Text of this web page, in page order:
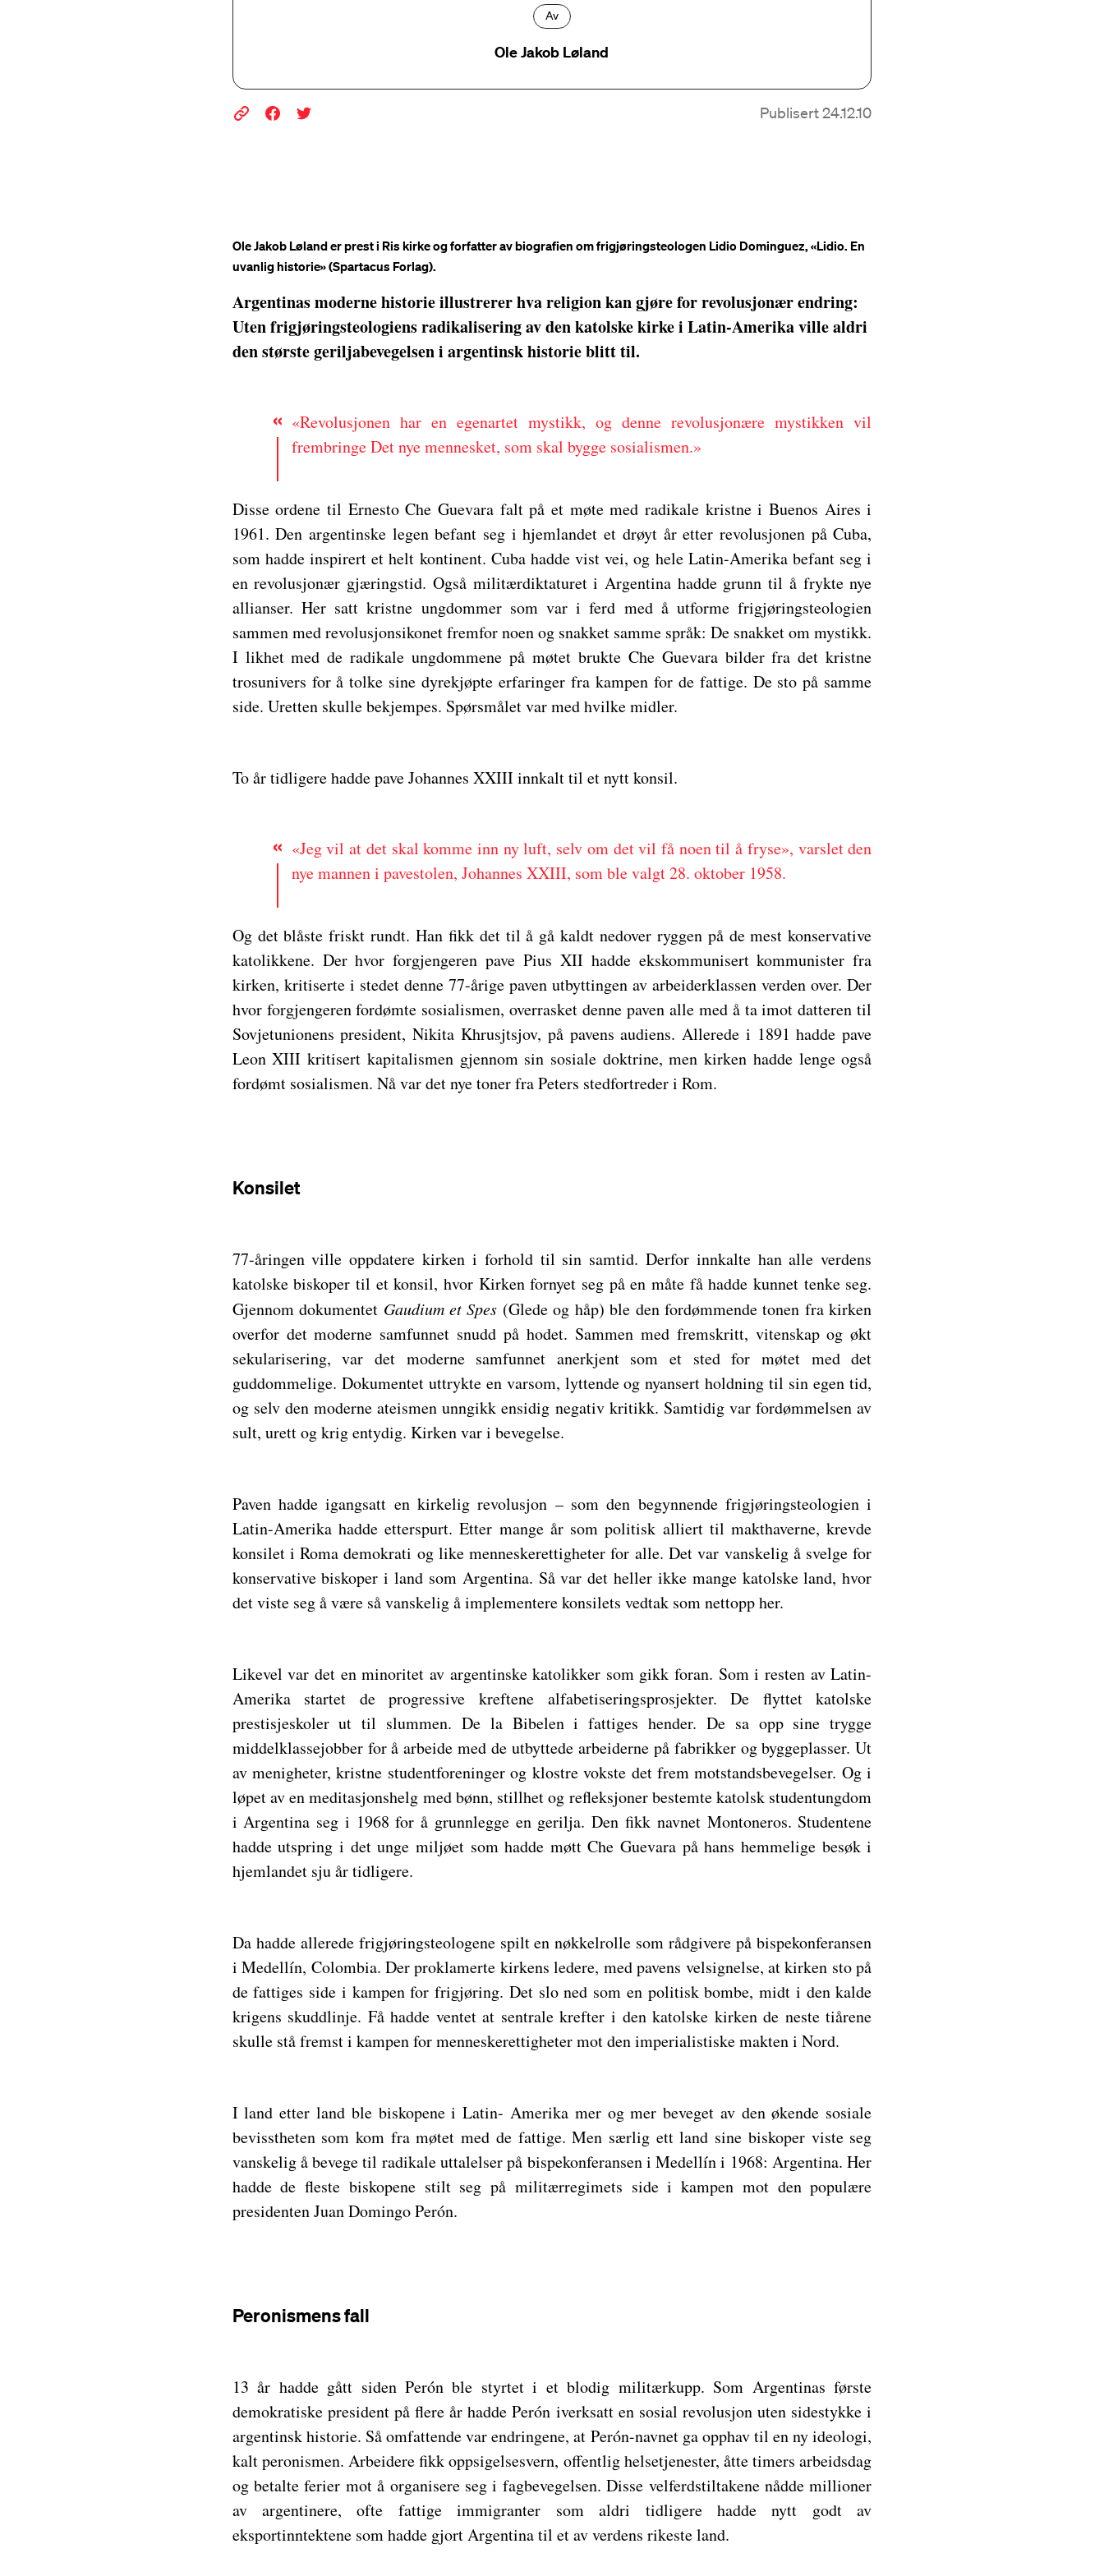
Av
Ole Jakob Løland
Publisert 24.12.10
Ole Jakob Løland er prest i Ris kirke og forfatter av biografien om frigjøringsteologen Lidio Dominguez, «Lidio. En
uvanlig historie» (Spartacus Forlag).
Argentinas moderne historie illustrerer hva religion kan gjøre for revolusjonær endring:
Uten frigjøringsteologiens radikalisering av den katolske kirke i Latin-Amerika ville aldri
den største geriljabevegelsen i argentinsk historie blitt til.
«Revolusjonen har en egenartet mystikk, og denne revolusjonære mystikken vil
frembringe Det nye mennesket, som skal bygge sosialismen.»
Disse ordene til Ernesto Che Guevara falt på et møte med radikale kristne i Buenos Aires i
1961. Den argentinske legen befant seg i hjemlandet et drøyt år etter revolusjonen på Cuba,
som hadde inspirert et helt kontinent. Cuba hadde vist vei, og hele Latin-Amerika befant seg i
en revolusjonær gjæringstid. Også militærdiktaturet i Argentina hadde grunn til å frykte nye
allianser. Her satt kristne ungdommer som var i ferd med å utforme frigjøringsteologien
sammen med revolusjonsikonet fremfor noen og snakket samme språk: De snakket om mystikk.
I likhet med de radikale ungdommene på møtet brukte Che Guevara bilder fra det kristne
trosunivers for å tolke sine dyrekjøpte erfaringer fra kampen for de fattige. De sto på samme
side. Uretten skulle bekjempes. Spørsmålet var med hvilke midler.
To år tidligere hadde pave Johannes XXIII innkalt til et nytt konsil.
«Jeg vil at det skal komme inn ny luft, selv om det vil få noen til å fryse», varslet den
nye mannen i pavestolen, Johannes XXIII, som ble valgt 28. oktober 1958.
Og det blåste friskt rundt. Han fikk det til å gå kaldt nedover ryggen på de mest konservative
katolikkene. Der hvor forgjengeren pave Pius XII hadde ekskommunisert kommunister fra
kirken, kritiserte i stedet denne 77-årige paven utbyttingen av arbeiderklassen verden over. Der
hvor forgjengeren fordømte sosialismen, overrasket denne paven alle med å ta imot datteren til
Sovjetunionens president, Nikita Khrusjtsjov, på pavens audiens. Allerede i 1891 hadde pave
Leon XIII kritisert kapitalismen gjennom sin sosiale doktrine, men kirken hadde lenge også
fordømt sosialismen. Nå var det nye toner fra Peters stedfortreder i Rom.
Konsilet
77-åringen ville oppdatere kirken i forhold til sin samtid. Derfor innkalte han alle verdens
katolske biskoper til et konsil, hvor Kirken fornyet seg på en måte få hadde kunnet tenke seg.
Gjennom dokumentet Gaudium et Spes (Glede og håp) ble den fordømmende tonen fra kirken
overfor det moderne samfunnet snudd på hodet. Sammen med fremskritt, vitenskap og økt
sekularisering, var det moderne samfunnet anerkjent som et sted for møtet med det
guddommelige. Dokumentet uttrykte en varsom, lyttende og nyansert holdning til sin egen tid,
og selv den moderne ateismen unngikk ensidig negativ kritikk. Samtidig var fordømmelsen av
sult, urett og krig entydig. Kirken var i bevegelse.
Paven hadde igangsatt en kirkelig revolusjon – som den begynnende frigjøringsteologien i
Latin-Amerika hadde etterspurt. Etter mange år som politisk alliert til makthaverne, krevde
konsilet i Roma demokrati og like menneskerettigheter for alle. Det var vanskelig å svelge for
konservative biskoper i land som Argentina. Så var det heller ikke mange katolske land, hvor
det viste seg å være så vanskelig å implementere konsilets vedtak som nettopp her.
Likevel var det en minoritet av argentinske katolikker som gikk foran. Som i resten av Latin-
Amerika startet de progressive kreftene alfabetiseringsprosjekter. De flyttet katolske
prestisjeskoler ut til slummen. De la Bibelen i fattiges hender. De sa opp sine trygge
middelklassejobber for å arbeide med de utbyttede arbeiderne på fabrikker og byggeplasser. Ut
av menigheter, kristne studentforeninger og klostre vokste det frem motstandsbevegelser. Og i
løpet av en meditasjonshelg med bønn, stillhet og refleksjoner bestemte katolsk studentungdom
i Argentina seg i 1968 for å grunnlegge en gerilja. Den fikk navnet Montoneros. Studentene
hadde utspring i det unge miljøet som hadde møtt Che Guevara på hans hemmelige besøk i
hjemlandet sju år tidligere.
Da hadde allerede frigjøringsteologene spilt en nøkkelrolle som rådgivere på bispekonferansen
i Medellín, Colombia. Der proklamerte kirkens ledere, med pavens velsignelse, at kirken sto på
de fattiges side i kampen for frigjøring. Det slo ned som en politisk bombe, midt i den kalde
krigens skuddlinje. Få hadde ventet at sentrale krefter i den katolske kirken de neste tiårene
skulle stå fremst i kampen for menneskerettigheter mot den imperialistiske makten i Nord.
I land etter land ble biskopene i Latin- Amerika mer og mer beveget av den økende sosiale
bevisstheten som kom fra møtet med de fattige. Men særlig ett land sine biskoper viste seg
vanskelig å bevege til radikale uttalelser på bispekonferansen i Medellín i 1968: Argentina. Her
hadde de fleste biskopene stilt seg på militærregimets side i kampen mot den populære
presidenten Juan Domingo Perón.
Peronismens fall
13 år hadde gått siden Perón ble styrtet i et blodig militærkupp. Som Argentinas første
demokratiske president på flere år hadde Perón iverksatt en sosial revolusjon uten sidestykke i
argentinsk historie. Så omfattende var endringene, at Perón-navnet ga opphav til en ny ideologi,
kalt peronismen. Arbeidere fikk oppsigelsesvern, offentlig helsetjenester, åtte timers arbeidsdag
og betalte ferier mot å organisere seg i fagbevegelsen. Disse velferdstiltakene nådde millioner
av argentinere, ofte fattige immigranter som aldri tidligere hadde nytt godt av
eksportinntektene som hadde gjort Argentina til et av verdens rikeste land.